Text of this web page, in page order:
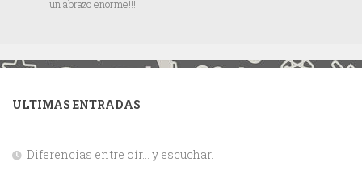
un abrazo enorme!!!
ULTIMAS ENTRADAS
Diferencias entre oír… y escuchar.